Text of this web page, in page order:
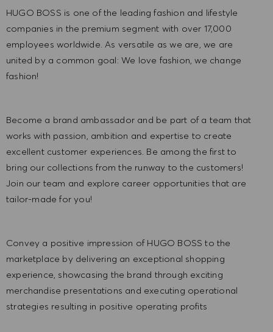
HUGO BOSS is one of the leading fashion and lifestyle
companies in the premium segment with over 17,000
employees worldwide. As versatile as we are, we are
united by a common goal: We love fashion, we change
fashion!
Become a brand ambassador and be part of a team that
works with passion, ambition and expertise to create
excellent customer experiences. Be among the first to
bring our collections from the runway to the customers!
Join our team and explore career opportunities that are
tailor-made for you!
Convey a positive impression of HUGO BOSS to the
marketplace by delivering an exceptional shopping
experience, showcasing the brand through exciting
merchandise presentations and executing operational
strategies resulting in positive operating profits